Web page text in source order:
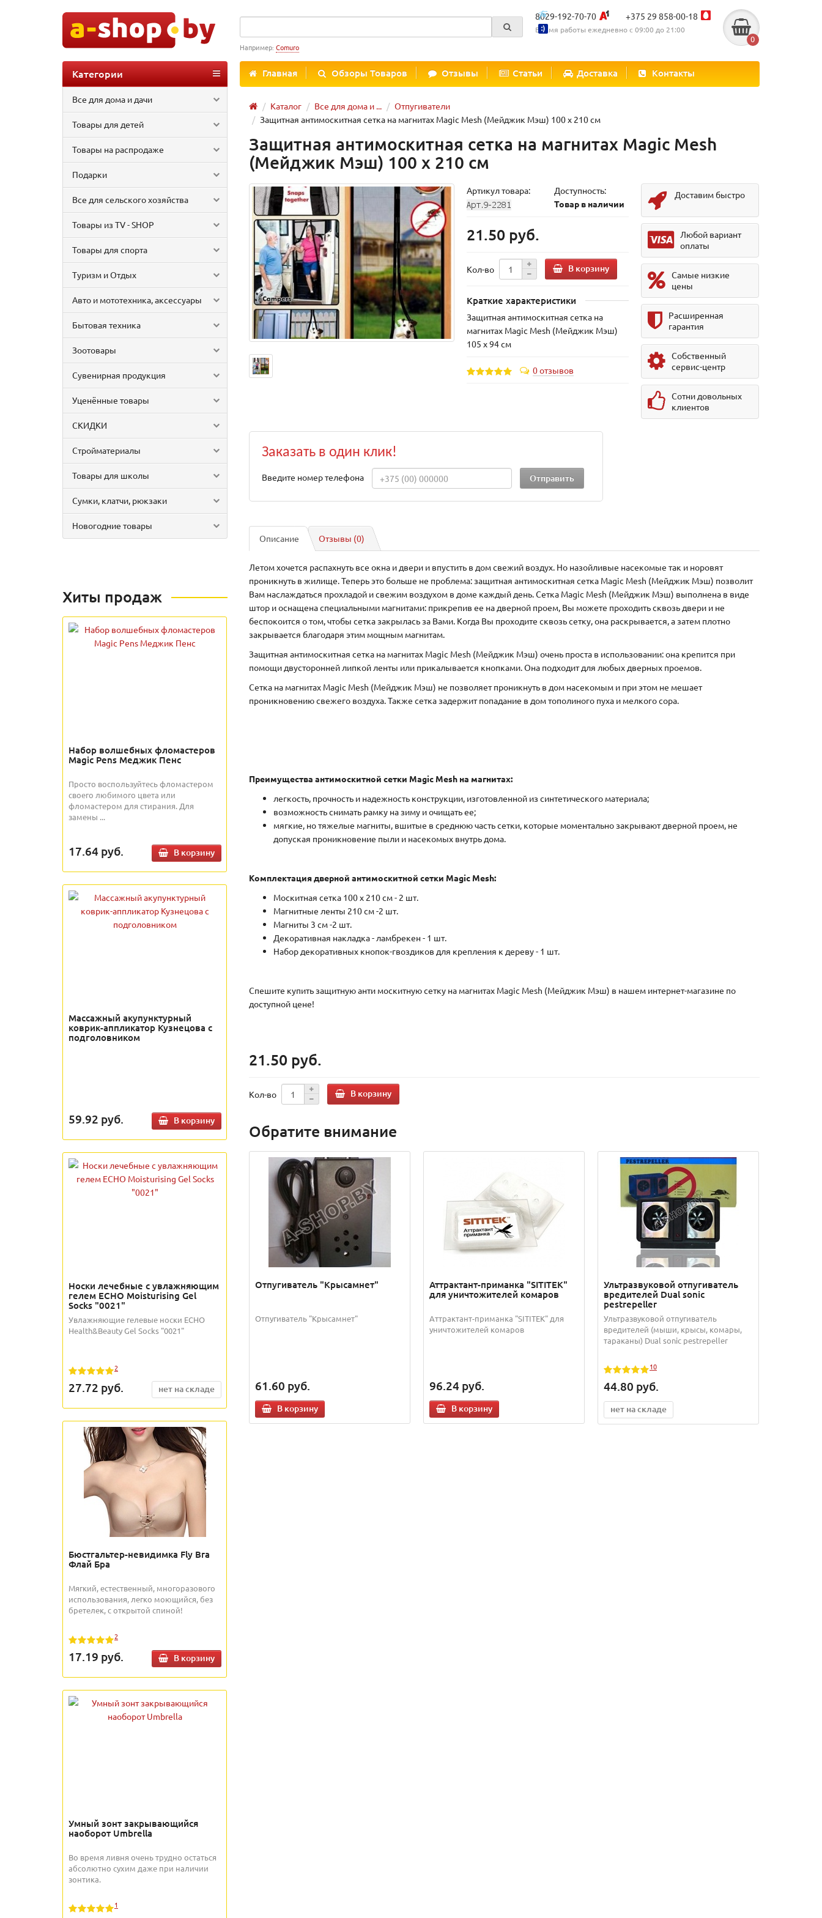
8029-192-70-70 +375 29 858-00-18
Время работы ежедневно с 09:00 до 21:00
0
Например: Comuro
Главная Обзоры Товаров Отзывы Статьи Доставка Контакты
Категории
Все для дома и дачи
Товары для детей
Товары на распродаже
Подарки
Все для сельского хозяйства
Товары из TV - SHOP
Товары для спорта
Туризм и Отдых
Авто и мототехника, аксессуары
Бытовая техника
Зоотовары
Сувенирная продукция
Уценённые товары
СКИДКИ
Стройматериалы
Товары для школы
Сумки, клатчи, рюкзаки
Новогодние товары
Каталог Все для дома и ...
Отпугиватели
Защитная антимоскитная сетка на магнитах Magic Mesh (Мейджик Мэш) 100 х 210 см
Хиты продаж
Набор волшебных фломастеров
Magic Pens Меджик Пенс
Просто воспользуйтесь фломастером
своего любимого цвета или
фломастером для стирания. Для
замены ...
17.64 руб. В корзину
Массажный акупунктурный
коврик-аппликатор Кузнецова с
подголовником
59.92 руб. В корзину
Носки лечебные с увлажняющим
гелем ECHO Moisturising Gel
Socks "0021"
Увлажняющие гелевые носки ECHO
Health&Beauty Gel Socks "0021"
2
27.72 руб. нет на складе
Бюстгальтер-невидимка Fly Bra
Флай Бра
Мягкий, естественный, многоразового
использования, легко моющийся, без
бретелек, с открытой спиной!
2
17.19 руб. В корзину
Умный зонт закрывающийся
наоборот Umbrella
Во время ливня очень трудно остаться
абсолютно сухим даже при наличии
зонтика.
1
Защитная антимоскитная сетка на магнитах Magic Mesh
(Мейджик Мэш) 100 х 210 см
Артикул товара:
Доступность:
Товар в наличии
21.50 руб.
Кол-во В корзину
Краткие характеристики
Защитная антимоскитная сетка на
магнитах Magic Mesh (Мейджик Мэш)
105 х 94 см
0 отзывов
Доставим быстро
Любой вариант
оплаты
Самые низкие
цены
Расширенная
гарантия
Собственный
сервис-центр
Сотни довольных
клиентов
Заказать в один клик!
Введите номер телефона
Описание Отзывы (0)
Летом хочется распахнуть все окна и двери и впустить в дом свежий воздух. Но назойливые насекомые так и норовят
проникнуть в жилище. Теперь это больше не проблема: защитная антимоскитная сетка Magic Mesh (Мейджик Мэш) позволит
Вам наслаждаться прохладой и свежим воздухом в доме каждый день. Сетка Magic Mesh (Мейджик Мэш) выполнена в виде
штор и оснащена специальными магнитами: прикрепив ее на дверной проем, Вы можете проходить сквозь двери и не
беспокоится о том, чтобы сетка закрылась за Вами. Когда Вы проходите сквозь сетку, она раскрывается, а затем плотно
закрывается благодаря этим мощным магнитам.
Защитная антимоскитная сетка на магнитах Magic Mesh (Мейджик Мэш) очень проста в использовании: она крепится при
помощи двусторонней липкой ленты или прикалывается кнопками. Она подходит для любых дверных проемов.
Сетка на магнитах Magic Mesh (Мейджик Мэш) не позволяет проникнуть в дом насекомым и при этом не мешает
проникновению свежего воздуха. Также сетка задержит попадание в дом тополиного пуха и мелкого сора.
Преимущества антимоскитной сетки Magic Mesh на магнитах:
легкость, прочность и надежность конструкции, изготовленной из синтетического материала;
возможность снимать рамку на зиму и очищать ее;
мягкие, но тяжелые магниты, вшитые в среднюю часть сетки, которые моментально закрывают дверной проем, не
допуская проникновение пыли и насекомых внутрь дома.
Комплектация дверной антимоскитной сетки Magic Mesh:
Москитная сетка 100 х 210 см - 2 шт.
Магнитные ленты 210 см -2 шт.
Магниты 3 см -2 шт.
Декоративная накладка - ламбрекен - 1 шт.
Набор декоративных кнопок-гвоздиков для крепления к дереву - 1 шт.
Спешите купить защитную анти москитную сетку на магнитах Magic Mesh (Мейджик Мэш) в нашем интернет-магазине по
доступной цене!
21.50 руб.
Кол-во В корзину
Обратите внимание
Отпугиватель "Крысамнет"
Отпугиватель "Крысамнет"
61.60 руб.
В корзину
Аттрактант-приманка "SITITEK"
для уничтожителей комаров
Аттрактант-приманка "SITITEK" для
уничтожителей комаров
96.24руб.
В корзину
Ультразвуковой отпугиватель
вредителей Dual sonic
pestrepeller
Ультразвуковой отпугиватель
вредителей (мыши, крысы, комары,
тараканы) Dual sonic pestrepeller
10
44.80 руб.
нет на складе